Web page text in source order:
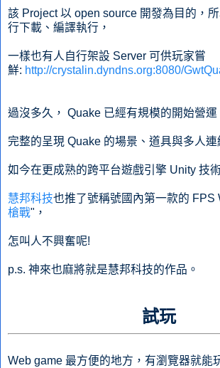
該 Project 以 open source 開發為目的，
行下載、編譯執行，
一樣也有人自行架設 Server 可供玩家嘗
鮮: http://crystalin.dyndns.org:8080/
過沒多久， Quake 已經有規模的開始營運
完整的呈現 Quake 的場景、道具與多人連
如今在更成熟的跨平台遊戲引擎 Unity 技
慧邦科技也推了號稱號國內第一款的 FPS
槍戰"，
怎叫人不興奮呢!
p.s. 神來也麻將就是慧邦科技的作品。
試玩
Web game 最方便的地方，有瀏覽器就能